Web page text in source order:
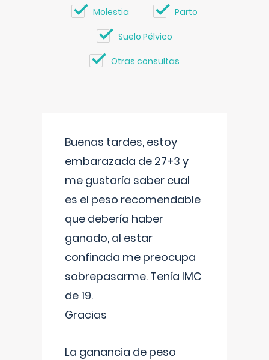
Molestia Parto
Suelo Pélvico
Otras consultas
Buenas tardes, estoy
embarazada de 27+3 y
me gustaría saber cual
es el peso recomendable
que debería haber
ganado, al estar
confinada me preocupa
sobrepasarme. Tenía IMC
de 19.
Gracias
La ganancia de peso